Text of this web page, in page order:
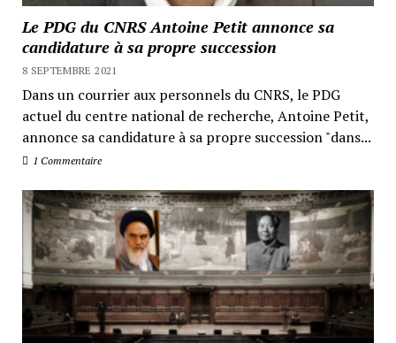
Le PDG du CNRS Antoine Petit annonce sa
candidature à sa propre succession
8 SEPTEMBRE 2021
Dans un courrier aux personnels du CNRS, le PDG
actuel du centre national de recherche, Antoine Petit,
annonce sa candidature à sa propre succession "dans...
1 Commentaire